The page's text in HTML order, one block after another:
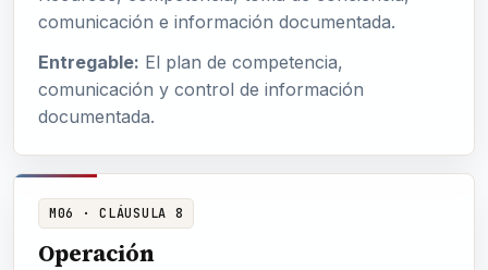
comunicación e información documentada.
Entregable: El plan de competencia,
comunicación y control de información
documentada.
M06 · CLÁUSULA 8
Operación